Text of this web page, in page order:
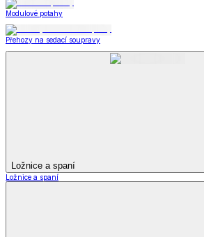
Modulové potahy
Přehozy na sedací soupravy
Ložnice a spaní
Ložnice a spaní